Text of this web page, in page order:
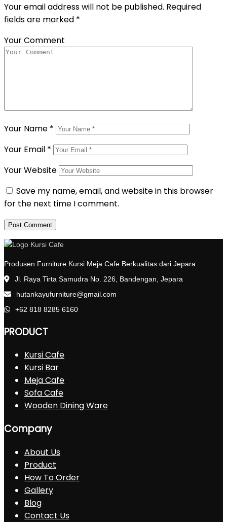
Your email address will not be published. Required
fields are marked *
Your Comment
Your Name *
Your Email *
Your Website
Save my name, email, and website in this browser
for the next time I comment.
Produsen Furniture Kursi Meja Cafe Berkualitas dari Jepara.
Jl. Raya Tirta Samudra No. 226, Bandengan, Jepara
hutankayufurniture@gmail.com
+62 818 8285 6160
PRODUCT
Kursi Cafe
Kursi Bar
Meja Cafe
Sofa Cafe
Wooden Dining Ware
Company
About Us
Product
How To Order
Gallery
Blog
Contact Us